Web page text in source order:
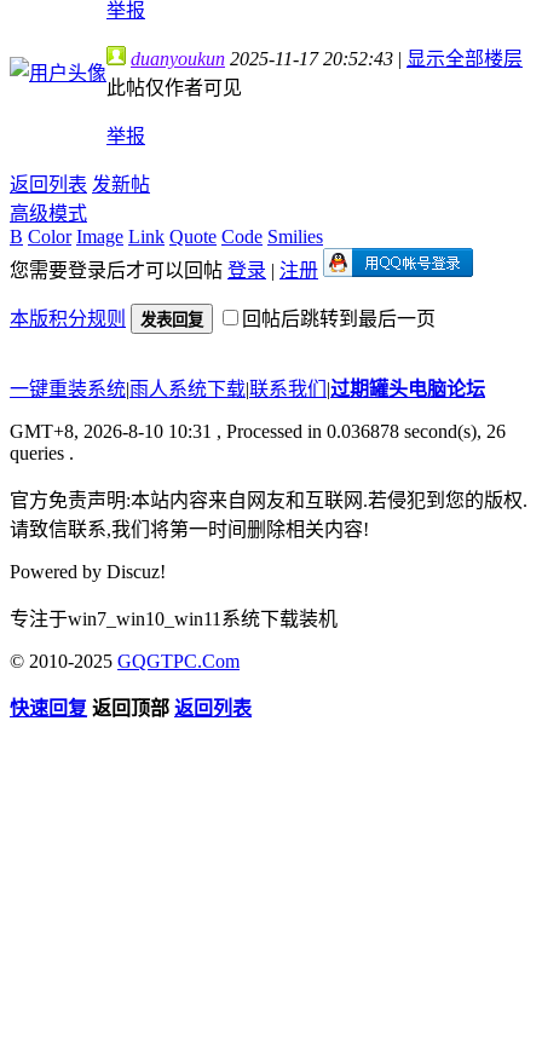
举报
duanyoukun 2025-11-17 20:52:43 | 显示全部楼层
此帖仅作者可见
举报
返回列表 发新帖
高级模式
B Color Image Link Quote Code Smilies
您需要登录后才可以回帖 登录 | 注册
本版积分规则 发表回复 回帖后跳转到最后一页
一键重装系统|雨人系统下载|联系我们 |过期罐头电脑论坛
GMT+8, 2026-8-10 10:31 , Processed in 0.036878 second(s), 26
queries .
官方免责声明:本站内容来自网友和互联网.若侵犯到您的版权.
请致信联系,我们将第一时间删除相关内容!
Powered by Discuz!
专注于win7_win10_win11系统下载装机
© 2010-2025 GQGTPC.Com
快速回复 返回顶部 返回列表